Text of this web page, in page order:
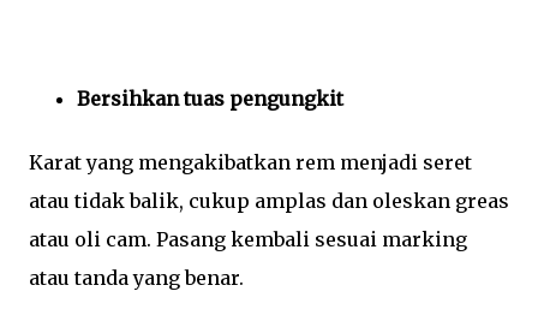
Bersihkan tuas pengungkit
Karat yang mengakibatkan rem menjadi seret
atau tidak balik, cukup amplas dan oleskan greas
atau oli cam. Pasang kembali sesuai marking
atau tanda yang benar.